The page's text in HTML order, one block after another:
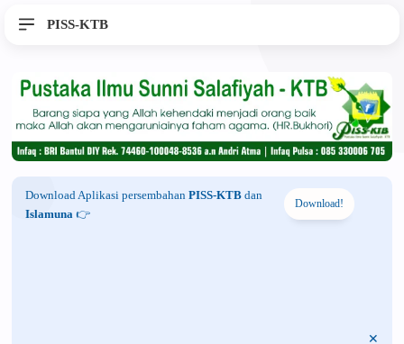
PISS-KTB
Download Aplikasi persembahan PISS-KTB dan
Islamuna 👉
Download!